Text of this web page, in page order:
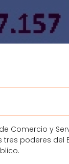
Comercio y
tres poderes